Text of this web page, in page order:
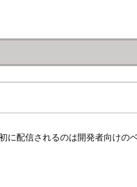
配信されるのは開発者向けの